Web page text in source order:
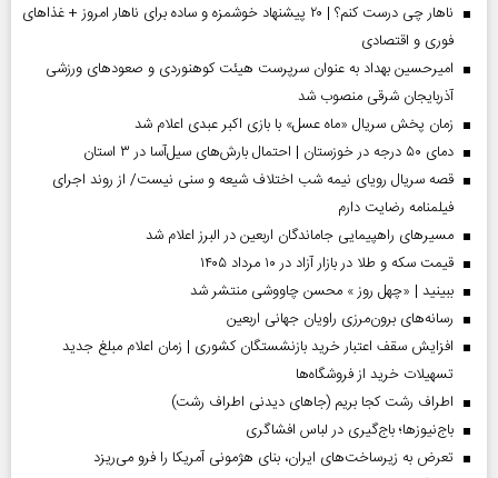
ناهار چی درست کنم؟ | ۲۰ پیشنهاد خوشمزه و ساده برای ناهار امروز + غذاهای
فوری و اقتصادی
امیرحسین بهداد به عنوان سرپرست هیئت کوهنوردی و صعودهای ورزشی
آذربایجان شرقی منصوب شد
زمان پخش سریال «ماه عسل» با بازی اکبر عبدی اعلام شد
دمای ۵۰ درجه در خوزستان | احتمال بارش‌های سیل‌آسا در ۳ استان
قصه سریال رویای نیمه شب اختلاف شیعه و سنی نیست/ از روند اجرای
فیلمنامه رضایت دارم
مسیر‌های راهپیمایی جاماندگان اربعین در البرز اعلام شد
قیمت سکه و طلا در بازار آزاد در ۱۰ مرداد ۱۴۰۵
ببینید | «چهل روز » محسن چاووشی منتشر شد
رسانه‌های برون‌مرزی راویان جهانی اربعین
افزایش سقف اعتبار خرید بازنشستگان کشوری | زمان اعلام مبلغ جدید
تسهیلات خرید از فروشگاه‌ها
اطراف رشت کجا بریم (جاهای دیدنی اطراف رشت)
باج‌نیوزها؛ باج‌گیری در لباس افشاگری
تعرض به زیرساخت‌های ایران، بنای هژمونی آمریکا را فرو می‌ریزد